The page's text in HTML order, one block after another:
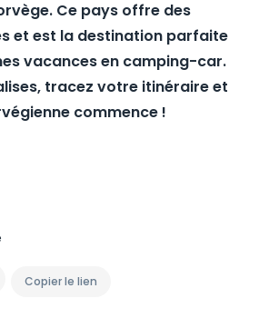
Ce pays offre des
et est la destination parfaite
vacances en camping-car.
tracez votre itinéraire et
commence !
Copier le lien